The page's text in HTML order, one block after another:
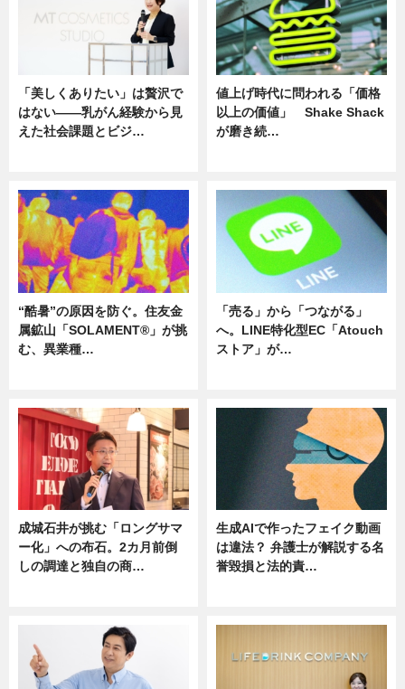
「美しくありたい」は贅沢で
はない――乳がん経験から見
えた社会課題とビジ…
値上げ時代に問われる「価格
以上の価値」 Shake Shack
が磨き続…
“酷暑”の原因を防ぐ。住友金
属鉱山「SOLAMENT®」が挑
む、異業種…
「売る」から「つながる」
へ。LINE特化型EC「Atouch
ストア」が…
成城石井が挑む「ロングサマ
ー化」への布石。2カ月前倒
しの調達と独自の商…
生成AIで作ったフェイク動画
は違法？ 弁護士が解説する名
誉毀損と法的責…